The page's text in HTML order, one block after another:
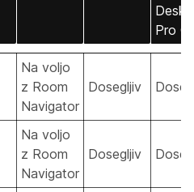
Desk
Pro
Na voljo
z Room
Navigator
Dosegljiv
Na voljo
z Room
Navigator
Dosegljiv